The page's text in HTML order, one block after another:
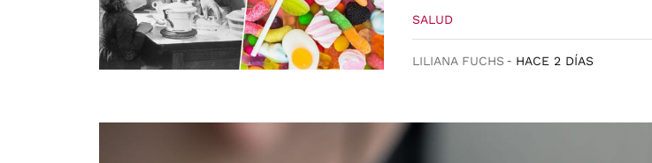
SALUD
LILIANA FUCHS HACE 2 DÍAS